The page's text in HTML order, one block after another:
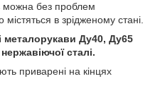
можна без проблем
в зрідженому стані.
металорукави Ду40, Ду65
сталі.
приварені на кінцях